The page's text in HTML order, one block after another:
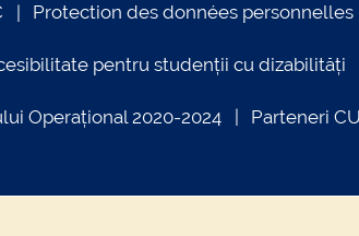
Protection des données personnelles
pentru studenții cu dizabilități
Operațional 2020-2024 Parteneri